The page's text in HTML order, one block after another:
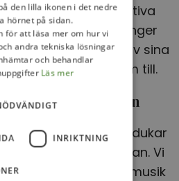
av de mest produktiva
kristenhet sjunger
fru Carina många av sina
berättar hur de kom till.
på trappan
Band med vänner dukar
på trappan till kyrkan. Vi
av instrumental musik
den lilla ikonen i det nedre
hörnet på sidan.
för att läsa mer om hur vi
andra tekniska lösningar
och behandlar
Läs mer
INRIKTNING